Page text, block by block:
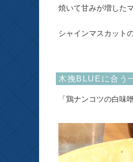
焼いて甘みが増した
シャインマスカット
木挽BLUEに合う
「鶏ナンコツの白味